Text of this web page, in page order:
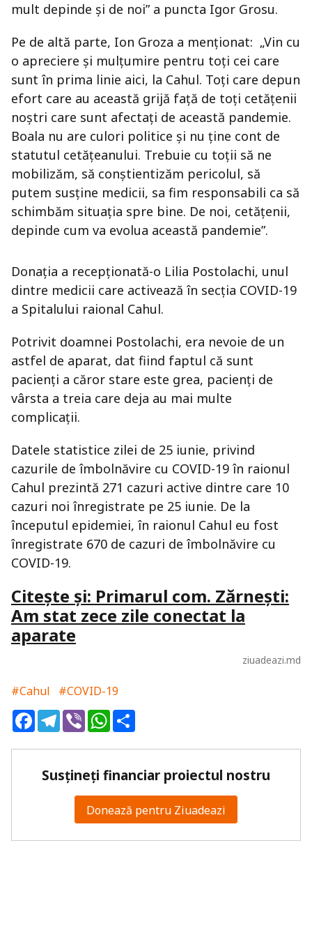
mult depinde și de noi” a puncta Igor Grosu.
Pe de altă parte, Ion Groza a menționat: „Vin cu
o apreciere și mulțumire pentru toți cei care
sunt în prima linie aici, la Cahul. Toți care depun
efort care au această grijă față de toți cetățenii
noștri care sunt afectați de această pandemie.
Boala nu are culori politice și nu ține cont de
statutul cetățeanului. Trebuie cu toții să ne
mobilizăm, să conștientizăm pericolul, să
putem susține medicii, sa fim responsabili ca să
schimbăm situația spre bine. De noi, cetățenii,
depinde cum va evolua această pandemie”.
Donația a recepționată-o Lilia Postolachi, unul
dintre medicii care activează în secția COVID-19
a Spitalului raional Cahul.
Potrivit doamnei Postolachi, era nevoie de un
astfel de aparat, dat fiind faptul că sunt
pacienți a căror stare este grea, pacienți de
vârsta a treia care deja au mai multe
complicații.
Datele statistice zilei de 25 iunie, privind
cazurile de îmbolnăvire cu COVID-19 în raionul
Cahul prezintă 271 cazuri active dintre care 10
cazuri noi înregistrate pe 25 iunie. De la
începutul epidemiei, în raionul Cahul eu fost
înregistrate 670 de cazuri de îmbolnăvire cu
COVID-19.
Citește și: Primarul com. Zărnești:
Am stat zece zile conectat la
aparate
ziuadeazi.md
#Cahul
#COVID-19
FacebookTelegram
ViberWhatsApp
Susțineți financiar proiectul nostru
Donează pentru Ziuadeazi